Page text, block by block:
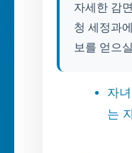
자세한 감
청 세정과
보를 얻으
자
는